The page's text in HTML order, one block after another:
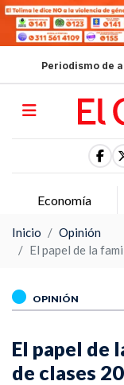
Periodismo de
Economía
Inicio
Opinión
El papel de la
OPINIÓN
El papel de
de clases